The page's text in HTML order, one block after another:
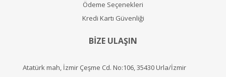
Ödeme Seçenekleri
Kredi Kartı Güvenliği
BİZE ULAŞIN
Atatürk mah, İzmir Çeşme Cd. No:106, 35430 Urla/İzmir